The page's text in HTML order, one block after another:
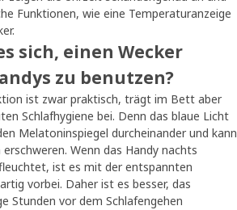
Funktionen, wie eine Temperaturanzeige
sich, einen Wecker
zu benutzen?
ist zwar praktisch, trägt im Bett aber
Schlafhygiene bei. Denn das blaue Licht
Melatoninspiegel durcheinander und kann
Wenn das Handy nachts
ist es mit der entspannten
vorbei. Daher ist es besser, das
Stunden vor dem Schlafengehen